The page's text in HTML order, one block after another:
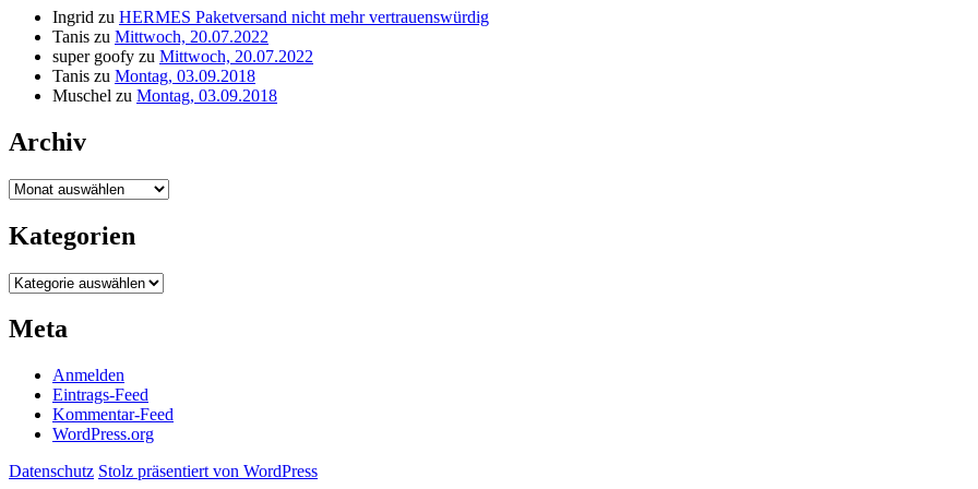
Ingrid zu HERMES Paketversand nicht mehr vertrauenswürdig
Tanis zu Mittwoch, 20.07.2022
super goofy zu Mittwoch, 20.07.2022
Tanis zu Montag, 03.09.2018
Muschel zu Montag, 03.09.2018
Archiv
Archiv
Kategorien
Kategorien
Meta
Anmelden
Eintrags-Feed
Kommentar-Feed
WordPress.org
Datenschutz Stolz präsentiert von WordPress